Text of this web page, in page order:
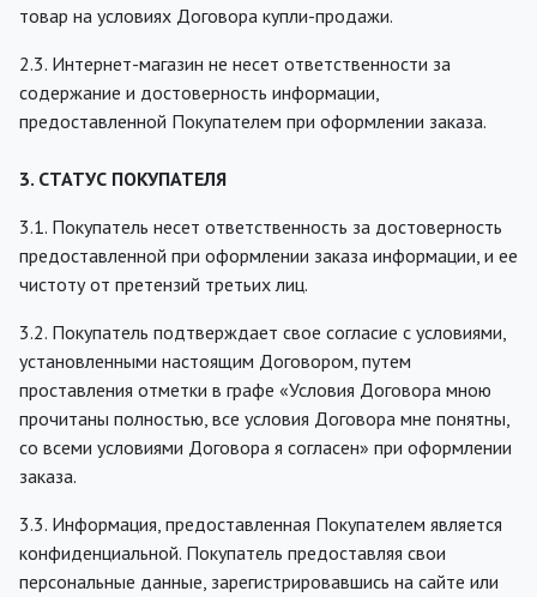
товар на условиях Договора купли-продажи.
2.3. Интернет-магазин не несет ответственности за
содержание и достоверность информации,
предоставленной Покупателем при оформлении заказа.
3. СТАТУС ПОКУПАТЕЛЯ
3.1. Покупатель несет ответственность за достоверность
предоставленной при оформлении заказа информации, и ее
чистоту от претензий третьих лиц.
3.2. Покупатель подтверждает свое согласие с условиями,
установленными настоящим Договором, путем
проставления отметки в графе «Условия Договора мною
прочитаны полностью, все условия Договора мне понятны,
со всеми условиями Договора я согласен» при оформлении
заказа.
3.3. Информация, предоставленная Покупателем является
конфиденциальной. Покупатель предоставляя свои
персональные данные, зарегистрировавшись на сайте или